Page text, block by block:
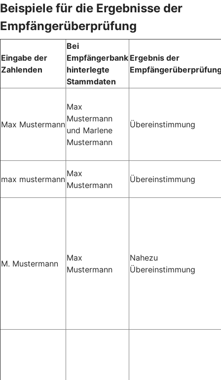
Beispiele für die Ergebnisse der
Empfängerüberprüfung
Eingabe der
Zahlenden
Bei
Empfängerbank
hinterlegte
Stammdaten
Ergebnis der
Max Mustermann
Max
Mustermann
und Marlene
Mustermann
Übereinstimmung
max mustermann
Max
Mustermann
Übereinstimmung
M. Mustermann
Max
Mustermann
Nahezu
Übereinstimmung